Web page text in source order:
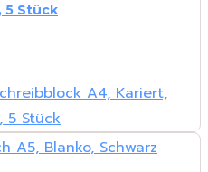
5 Stück